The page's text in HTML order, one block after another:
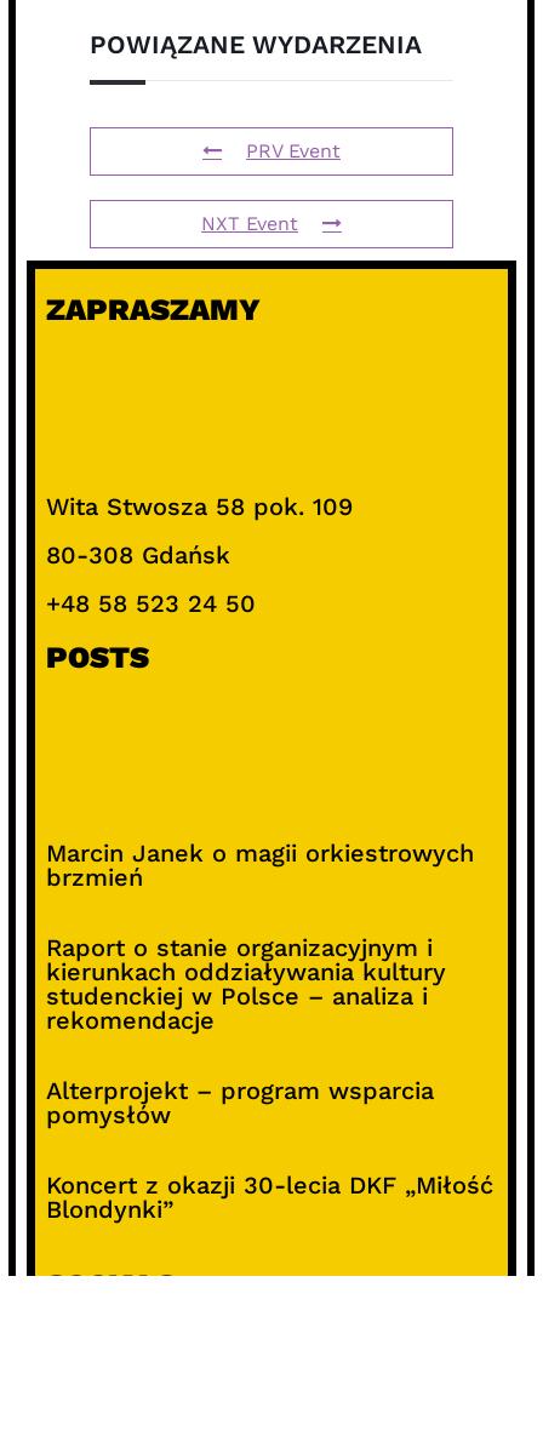
POWIĄZANE WYDARZENIA
PRV Event
NXT Event
ZAPRASZAMY
Wita Stwosza 58 pok. 109
80-308 Gdańsk
+48 58 523 24 50
POSTS
Marcin Janek o magii orkiestrowych
brzmień
Raport o stanie organizacyjnym i
kierunkach oddziaływania kultury
studenckiej w Polsce – analiza i
rekomendacje
Alterprojekt – program wsparcia
pomysłów
Koncert z okazji 30-lecia DKF „Miłość
Blondynki”
SOCIALS